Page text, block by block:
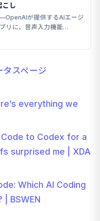
こし
が提供するAIエージ
リに、音声入力機能
スページ
everything we
to Codex for a
surprised me | XDA
Which AI Coding
BSWEN